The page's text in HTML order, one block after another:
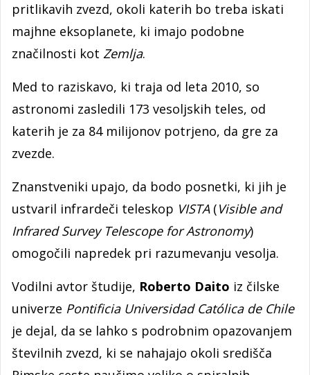
pritlikavih zvezd, okoli katerih bo treba iskati
majhne eksoplanete, ki imajo podobne
značilnosti kot Zemlja.
Med to raziskavo, ki traja od leta 2010, so
astronomi zasledili 173 vesoljskih teles, od
katerih je za 84 milijonov potrjeno, da gre za
zvezde.
Znanstveniki upajo, da bodo posnetki, ki jih je
ustvaril infrardeči teleskop VISTA(Visible and
Infrared Survey Telescope for Astronomy)
omogočili napredek pri razumevanju vesolja.
Vodilni avtor študije, Roberto Daito iz čilske
univerze Pontificia Universidad Católica de Chile
je dejal, da se lahko s podrobnim opazovanjem
številnih zvezd, ki se nahajajo okoli središča